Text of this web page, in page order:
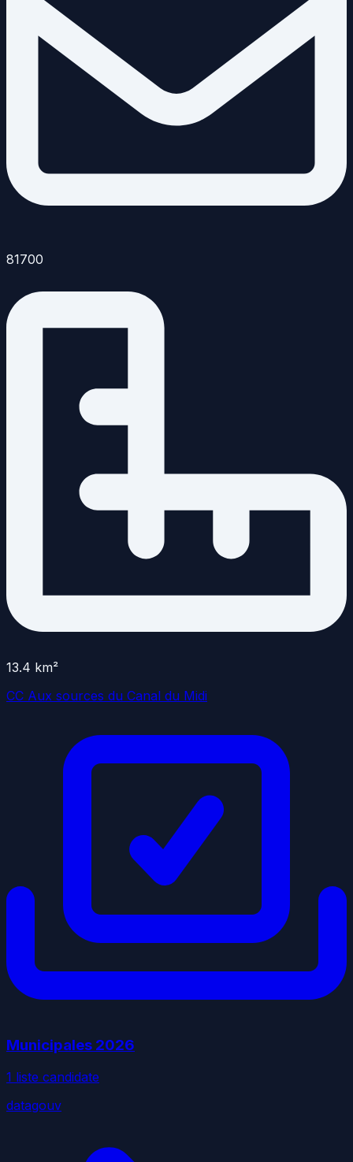
81700
13.4 km²
CC Aux sources du Canal du Midi
Municipales 2026
1 liste candidate
datagouv